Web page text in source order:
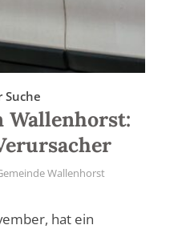
Suche
Wallenhorst:
Wallenhorst
hat ein